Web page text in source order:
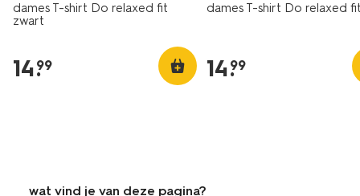
dames T-shirt Do relaxed fit
zwart
14.
99
dames T-shirt Do relaxed
14.
99
wat vind je van deze pagina?